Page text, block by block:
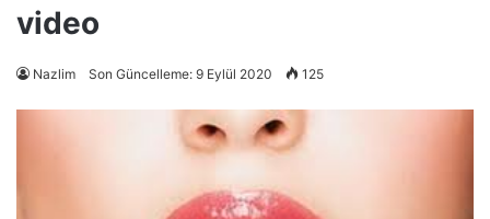
video
Nazlim Son Güncelleme: 9 Eylül 2020 125